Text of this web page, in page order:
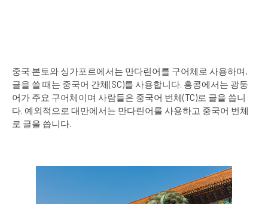
중국 본토와 싱가포르에서는 만다린어를 구어체로 사용하며,
글을 쓸 때는 중국어 간체(SC)를 사용합니다. 홍콩에서는 광둥
어가 주요 구어체이며 사람들은 중국어 번체(TC)로 글을 씁니
다. 예외적으로 대만에서는 만다린어를 사용하고 중국어 번체
로 글을 씁니다.